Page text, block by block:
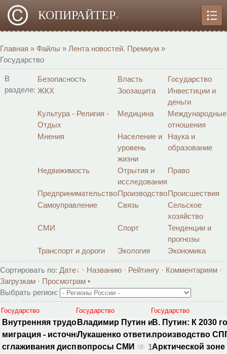
КОПИРАЙТЕРα
Главная » Файлы » Лента новостей. Премиум »
Государство
В
разделе:
Безопасность Власть
Государство
ЖКХ
Зоозащита
Инвестиции и
деньги
Культура - Религия -
Отдых
Медицина
Международные
отношения
Мнения
Население и
уровень
жизни
Наука и
образование
Недвижимость
Отрытия и
исследования
Право
ПредпринимательствоПроизводствоПроисшествия
Самоуправление
Связь
Сельское
хозяйство
СМИ
Спорт
Тенденции и
прогнозы
Транспорт и дороги
Экология Экономика
Сортировать по: Дате · Названию · Рейтингу · Комментариям ·
Загрузкам · Просмотрам •
Выбрать регион:
Государство
Внутренняя трудовая
миграция - источник
сглаживания диспропорций
Государство
Владимир Путин и Александр
Лукашенко ответили на
вопросы СМИ
1789
Государство
В. Путин: К 2030
производство
Арктической